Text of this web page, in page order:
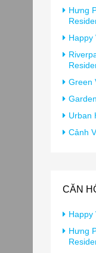
Hưng
Happy
Green
Urban
Cảnh
CĂN
Happy
Hưng